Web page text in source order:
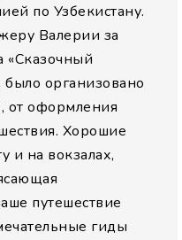
по Узбекистану.
Валерии за
«Сказочный
было организовано
от оформления
Хорошие
и на вокзалах,
путешествие
гиды